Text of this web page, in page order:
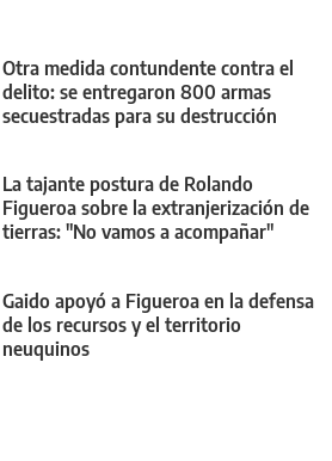
Otra medida contundente contra el
delito: se entregaron 800 armas
secuestradas para su destrucción
La tajante postura de Rolando
Figueroa sobre la extranjerización de
tierras: "No vamos a acompañar"
Gaido apoyó a Figueroa en la defensa
de los recursos y el territorio
neuquinos